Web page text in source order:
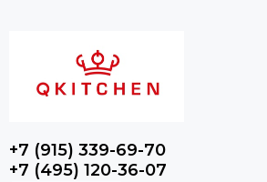
+7 (915) 339-69-70
+7 (495) 120-36-07